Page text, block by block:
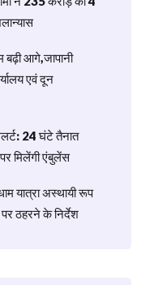
बढ़ी आगे,जापानी
एवं दून
24 घंटे तैनात
मिलेंगी एंबुलेंस
यात्रा अस्थायी रूप
पर ठहरने के निर्देश